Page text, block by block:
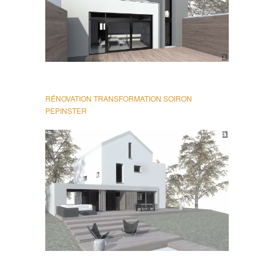
RÉNOVATION TRANSFORMATION SOIRON
PEPINSTER